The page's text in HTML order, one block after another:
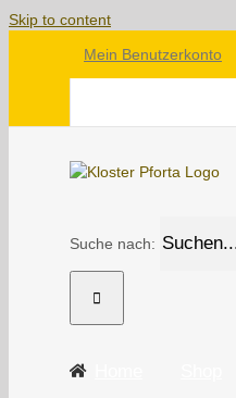
Skip to content
Mein Benutzerkonto
Suche nach: